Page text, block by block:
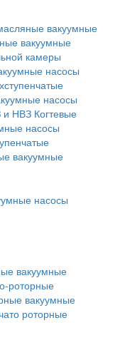
вакуумные
вакуумные
камеры
насосы
насосы
и НВЗ Когтевые
насосы
вакуумные
насосы
вакуумные
роторные
вакуумные
роторные